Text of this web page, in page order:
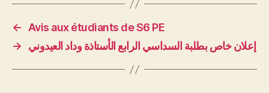
←
Avis aux étudiants de S6 PE
→
إعلان خاص بطلبة السداسي الرابع الأستاذة وداد العيدوني